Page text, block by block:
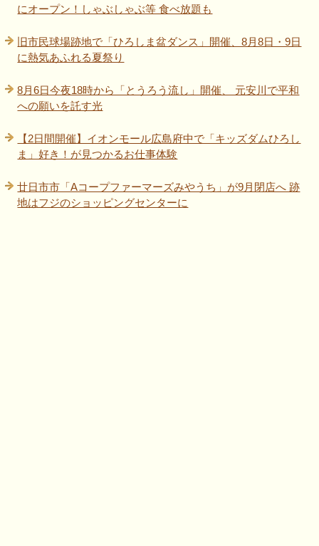
にオープン！しゃぶしゃぶ等 食べ放題も
旧市民球場跡地で「ひろしま盆ダンス」開催、8月8日・9日
に熱気あふれる夏祭り
8月6日今夜18時から「とうろう流し」開催、 元安川で平和
への願いを託す光
【2日間開催】イオンモール広島府中で「キッズダムひろし
ま」好き！が見つかるお仕事体験
廿日市市「Aコープファーマーズみやうち」が9月閉店へ 跡
地はフジのショッピングセンターに